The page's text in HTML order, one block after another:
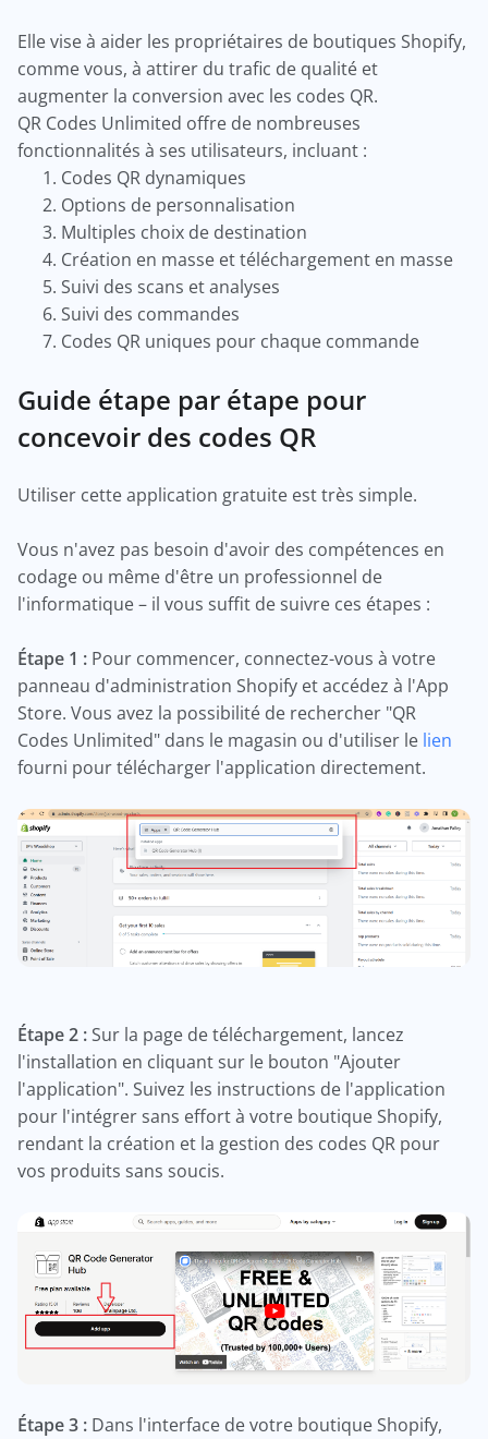
Elle vise à aider les propriétaires de boutiques Shopify,
comme vous, à attirer du trafic de qualité et
augmenter la conversion avec les codes QR.
QR Codes Unlimited offre de nombreuses
fonctionnalités à ses utilisateurs, incluant :
Codes QR dynamiques
Options de personnalisation
Multiples choix de destination
Création en masse et téléchargement en masse
Suivi des scans et analyses
Suivi des commandes
Codes QR uniques pour chaque commande
Guide étape par étape pour
concevoir des codes QR
Utiliser cette application gratuite est très simple.
Vous n'avez pas besoin d'avoir des compétences en
codage ou même d'être un professionnel de
l'informatique – il vous suffit de suivre ces étapes :
Étape 1 : Pour commencer, connectez-vous à votre
panneau d'administration Shopify et accédez à l'App
Store. Vous avez la possibilité de rechercher "QR
Codes Unlimited" dans le magasin ou d'utiliser le lien
fourni pour télécharger l'application directement.
Étape 2 : Sur la page de téléchargement, lancez
l'installation en cliquant sur le bouton "Ajouter
l'application". Suivez les instructions de l'application
pour l'intégrer sans effort à votre boutique Shopify,
rendant la création et la gestion des codes QR pour
vos produits sans soucis.
Étape 3 : Dans l'interface de votre boutique Shopify,